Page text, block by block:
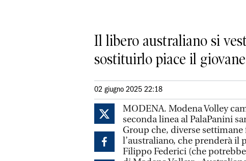
Il libero australiano si
sostituirlo piace il
02 giugno 2025 22:18
MODENA. Modena Volley
seconda linea al PalaPanini
Group che, diverse
l’australiano, che prenderà il
Filippo Federici (che